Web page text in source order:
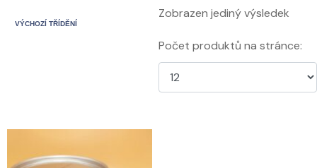
Zobrazen jediný výsledek
Počet produktů na stránce: